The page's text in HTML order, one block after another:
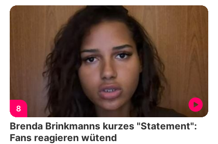
8
Brenda Brinkmanns kurzes "Statement":
Fans reagieren wütend